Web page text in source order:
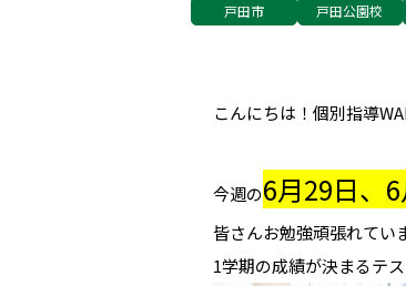
戸田市 戸田公園校
こんにちは！個別指導
今週の6月29日、
皆さんお勉強頑張れてい
1学期の成績が決まるテ